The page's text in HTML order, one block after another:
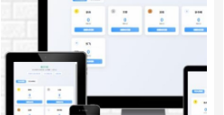
欧美风WordPress外贸商城主题